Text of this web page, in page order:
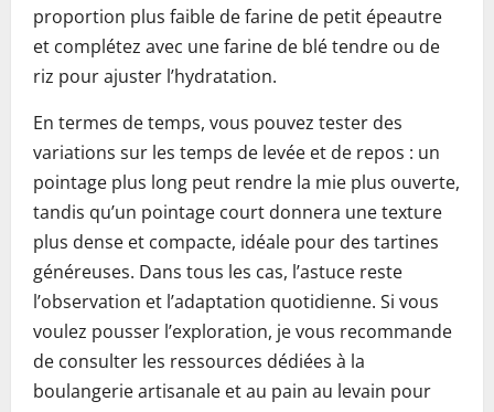
proportion plus faible de farine de petit épeautre
et complétez avec une farine de blé tendre ou de
riz pour ajuster l’hydratation.
En termes de temps, vous pouvez tester des
variations sur les temps de levée et de repos : un
pointage plus long peut rendre la mie plus ouverte,
tandis qu’un pointage court donnera une texture
plus dense et compacte, idéale pour des tartines
généreuses. Dans tous les cas, l’astuce reste
l’observation et l’adaptation quotidienne. Si vous
voulez pousser l’exploration, je vous recommande
de consulter les ressources dédiées à la
boulangerie artisanale et au pain au levain pour